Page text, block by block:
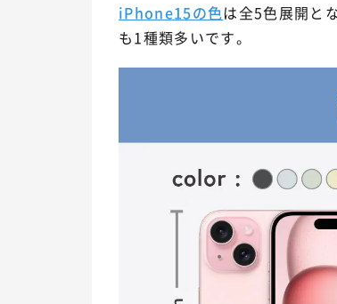
iPhone15の色は全5色展開と
も1種類多いです。